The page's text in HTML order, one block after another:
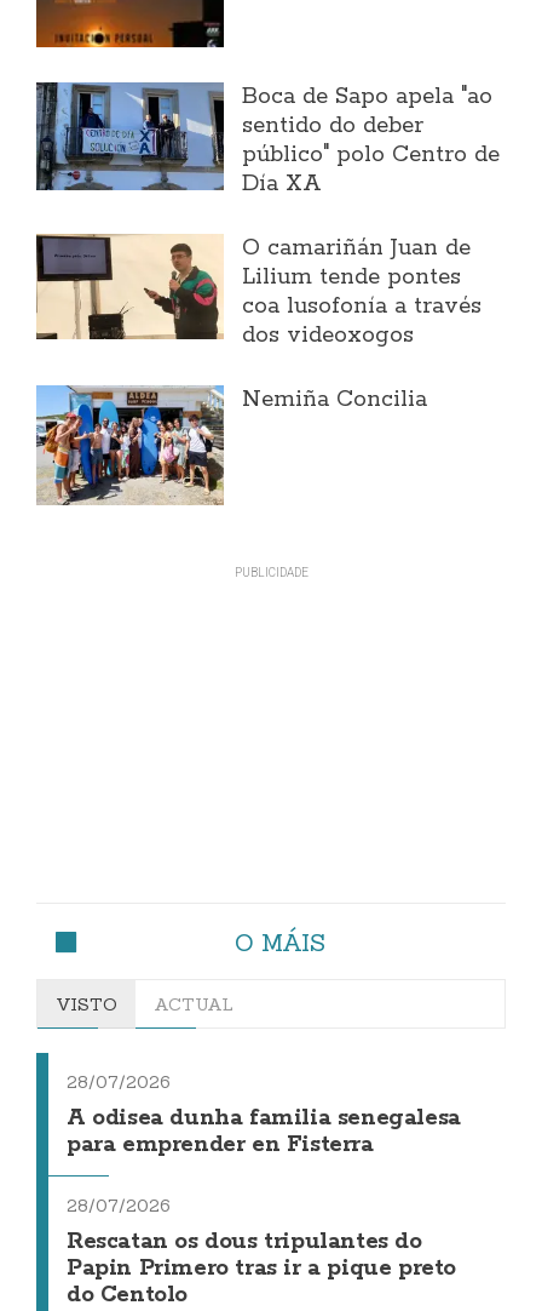
Boca de Sapo apela "ao
sentido do deber
público" polo Centro de
Día XA
O camariñán Juan de
Lilium tende pontes
coa lusofonía a través
dos videoxogos
Nemiña Concilia
O MÁIS
VISTO ACTUAL
28/07/2026
A odisea dunha familia senegalesa
para emprender en Fisterra
28/07/2026
Rescatan os dous tripulantes do
Papin Primero tras ir a pique preto
do Centolo